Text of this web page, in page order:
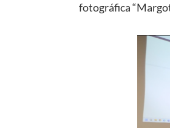
fotográfica